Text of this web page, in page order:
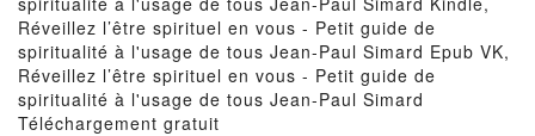
Réveillez l’être spirituel en vous - Petit guide de
spiritualité à l'usage de tous Jean-Paul Simard Epub VK,
Réveillez l’être spirituel en vous - Petit guide de
spiritualité à l'usage de tous Jean-Paul Simard
Téléchargement gratuit